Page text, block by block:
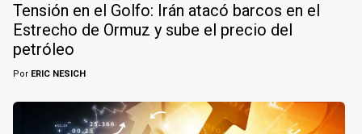
Tensión en el Golfo: Irán atacó barcos en el
Estrecho de Ormuz y sube el precio del
petróleo
Por ERIC NESICH